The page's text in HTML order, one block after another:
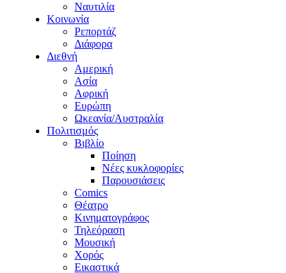
Ναυτιλία
Κοινωνία
Ρεπορτάζ
Διάφορα
Διεθνή
Αμερική
Ασία
Αφρική
Ευρώπη
Ωκεανία/Αυστραλία
Πολιτισμός
Βιβλίο
Ποίηση
Νέες κυκλοφορίες
Παρουσιάσεις
Comics
Θέατρο
Κινηματογράφος
Τηλεόραση
Μουσική
Χορός
Εικαστικά